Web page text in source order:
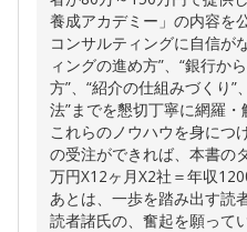
養成アカデミー」の内容を
コンサルティングに自信が
ィングの進め方”、“銀行か
方”、“紹介の仕組みづくり
法”までを懇切丁寧に網羅・
これらのノウハウを身につ
の受注ができれば、本書の
万円X12ヶ月X2社＝年収
あとは、一歩を踏み出す読
読者諸氏の、奮起を願ってい